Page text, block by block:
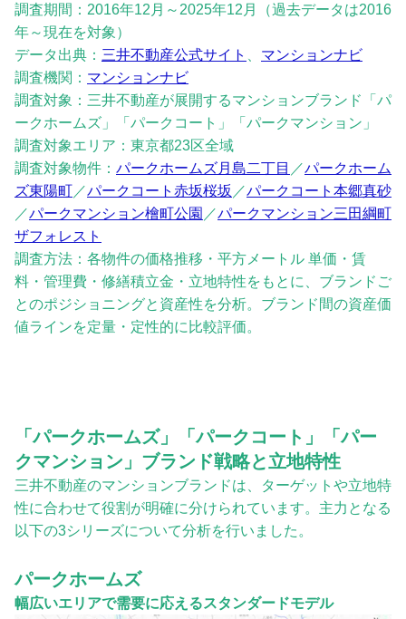
調査期間：2016年12月～2025年12月（過去データは2016
年～現在を対象）
データ出典： 三井不動産公式サイト
マンションナビ
調査機関： マンションナビ
調査対象：三井不動産が展開するマンションブランド「パ
ークホームズ」「パークコート」「パークマンション」
調査対象エリア：東京都23区全域
調査対象物件： パークホームズ月島二丁目 ／パークホーム
ズ東陽町 ／パークコート赤坂桜坂 ／パークコート本郷真砂
／パークマンション檜町公園 ／パークマンション三田綱町
ザフォレスト
調査方法：各物件の価格推移・平方メートル 単価・賃
料・管理費・修繕積立金・立地特性をもとに、ブランドご
とのポジショニングと資産性を分析。ブランド間の資産価
値ラインを定量・定性的に比較評価。
「パークホームズ」「パークコート」「パー
クマンション」ブランド戦略と立地特性
三井不動産のマンションブランドは、ターゲットや立地特
性に合わせて役割が明確に分けられています。主力となる
以下の3シリーズについて分析を行いました。
パークホームズ
幅広いエリアで需要に応えるスタンダードモデル